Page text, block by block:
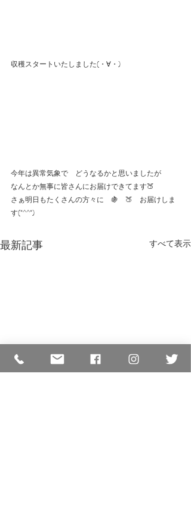
収穫スタートいたしました(・∀・)
今年は異常気象で　どうなるかと思いましたが
なんとか無事に皆さんにお届けできてます🍑
さぁ明日もたくさんの方々に　🍇　🍑　お届けしま
す(*^^*)
最新記事 すべて表示